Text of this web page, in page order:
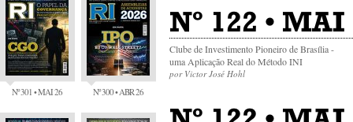
Nº 301 • MAI 26 Nº 300 • ABR 26
Nº 122 •
Clube de Investimento Pioneiro de Brasília -
uma Aplicação Real do Método INI
por Victor José Hohl